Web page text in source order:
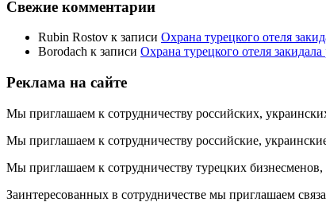
Свежие комментарии
Rubin Rostov к записи Охрана турецкого отеля
Borodach к записи Охрана турецкого отеля
Реклама на сайте
Мы приглашаем к сотрудничеству российских,
Мы приглашаем к сотрудничеству российские,
Мы приглашаем к сотрудничеству турецких
Заинтересованных в сотрудничестве мы приглашаем